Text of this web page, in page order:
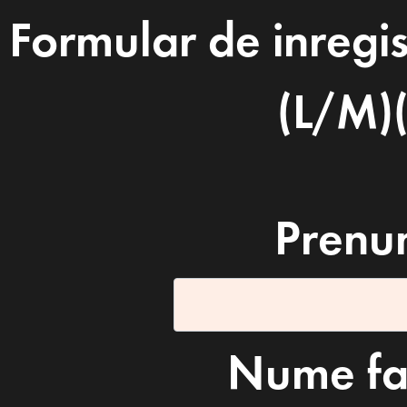
Formular de
(L/
Nume